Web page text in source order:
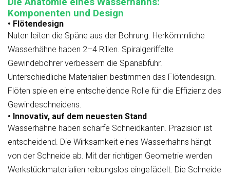
Die Anatomie eines Wasserhahns:
Komponenten und Design
• Flötendesign
Nuten leiten die Späne aus der Bohrung. Herkömmliche
Wasserhähne haben 2–4 Rillen. Spiralgeriffelte
Gewindebohrer verbessern die Spanabfuhr.
Unterschiedliche Materialien bestimmen das Flötendesign.
Flöten spielen eine entscheidende Rolle für die Effizienz des
Gewindeschneidens.
• Innovativ, auf dem neuesten Stand
Wasserhähne haben scharfe Schneidkanten. Präzision ist
entscheidend. Die Wirksamkeit eines Wasserhahns hängt
von der Schneide ab. Mit der richtigen Geometrie werden
Werkstückmaterialien reibungslos eingefädelt. Die Schneide